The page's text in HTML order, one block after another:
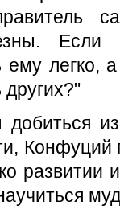
Если
ему легко,
других?"
добиться
Конфуций
развитии